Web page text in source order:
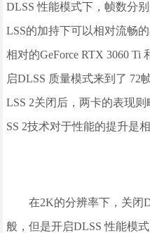
DLSS 性能模式下，帧数分
LSS的加持下可以相对流畅
相对的GeForce RTX 3060 Ti
启DLSS 质量模式来到了 72
LSS 2关闭后，两卡的表现
SS 2技术对于性能的提升是
在2K的分辨率下，关闭
般，但是开启DLSS 性能模